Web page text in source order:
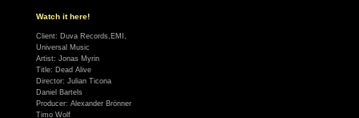
Watch it here!
Client: Duva Records,EMI,
Universal Music
Artist: Jonas Myrin
Title: Dead Alive
Director: Julian Ticona
Daniel Bartels
Producer: Alexander Brönner
Timo Wolf